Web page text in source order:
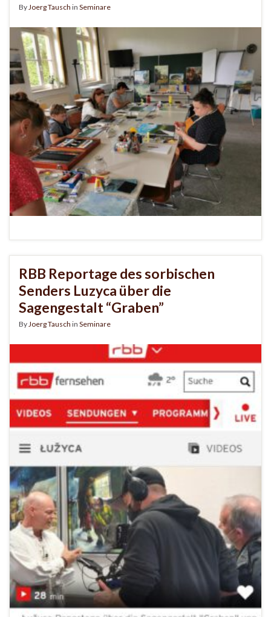
ByJoerg Tausch in Seminare
RBB Reportage des sorbischen
Senders Luzyca über die
Sagengestalt “Graben”
ByJoerg Tausch in Seminare